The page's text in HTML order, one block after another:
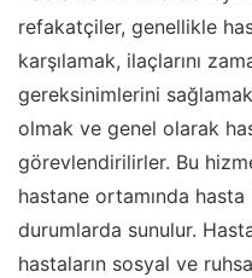
refakatçiler, genellikle
karşılamak, ilaçlarını
gereksinimlerini
olmak ve genel olarak
görevlendirilirler. Bu
hastane ortamında hasta
durumlarda sunulur.
hastaların sosyal ve